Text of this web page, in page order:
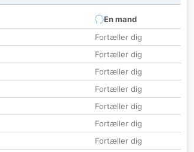
En mand
Fortæller dig
Fortæller dig
Fortæller dig
Fortæller dig
Fortæller dig
Fortæller dig
Fortæller dig